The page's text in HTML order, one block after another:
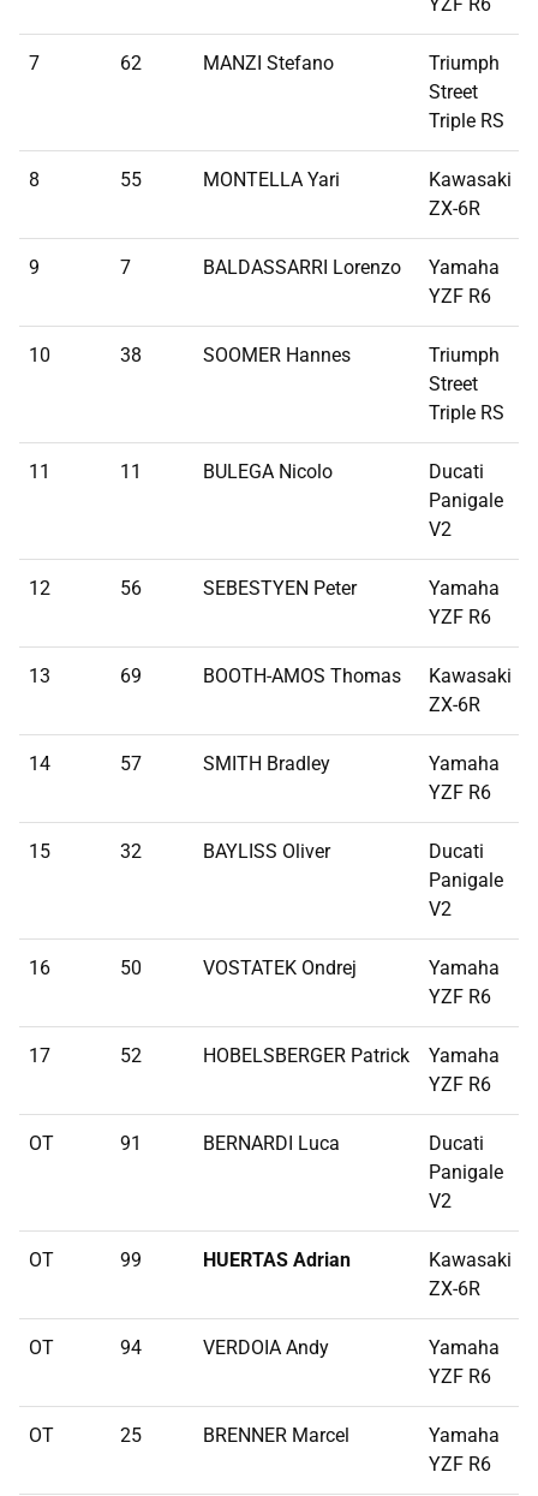
YZF R6
7 62 MANZI Stefano
Triumph
Street
Triple RS
8 55 MONTELLA Yari
Kawasaki
ZX-6R
9 7 BALDASSARRI Lorenzo
Yamaha
YZF R6
10 38 SOOMER Hannes
Triumph
Street
Triple RS
11 11 BULEGA Nicolo
Ducati
Panigale
V2
12 56 SEBESTYEN Peter
Yamaha
YZF R6
13 69 BOOTH-AMOS Thomas
Kawasaki
ZX-6R
14 57 SMITH Bradley
Yamaha
YZF R6
15 32 BAYLISS Oliver
Ducati
Panigale
V2
16 50 VOSTATEK Ondrej
Yamaha
YZF R6
17 52 HOBELSBERGER Patrick
Yamaha
YZF R6
OT 91 BERNARDI Luca
Ducati
Panigale
V2
OT 99 HUERTAS Adrian
Kawasaki
ZX-6R
OT 94 VERDOIA Andy
Yamaha
YZF R6
OT 25 BRENNER Marcel
Yamaha
YZF R6